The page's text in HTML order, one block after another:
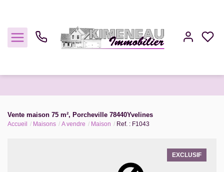
Vente maison 75 m², Porcheville 78440Yvelines
Accueil Maisons A vendre Maison Ref. : F1043
EXCLUSIF